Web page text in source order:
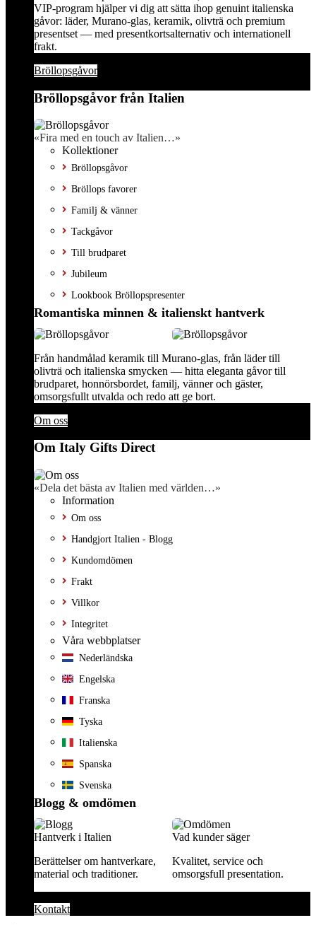
VIP-program hjälper vi dig att sätta ihop genuint italienska
gåvor: läder, Murano-glas, keramik, olivträ och premium
presentset — med presentkortsalternativ och internationell
frakt.
Bröllopsgåvor
Bröllopsgåvor från Italien
«Fira med en touch av Italien…»
Kollektioner
Bröllopsgåvor
Bröllops favorer
Familj & vänner
Tackgåvor
Till brudparet
Jubileum
Lookbook Bröllopspresenter
Romantiska minnen & italienskt hantverk
Från handmålad keramik till Murano-glas, från läder till
olivträ och italienska smycken — hitta eleganta gåvor till
brudparet, honnörsbordet, familj, vänner och gäster,
omsorgsfullt utvalda och redo att ge bort.
Om oss
Om Italy Gifts Direct
«Dela det bästa av Italien med världen…»
Information
Om oss
Handgjort Italien - Blogg
Kundomdömen
Frakt
Villkor
Integritet
Våra webbplatser
Nederländska
Engelska
Franska
Tyska
Italienska
Spanska
Svenska
Blogg & omdömen
Hantverk i Italien
Berättelser om hantverkare,
material och traditioner.
Vad kunder säger
Kvalitet, service och
omsorgsfull presentation.
Kontakt